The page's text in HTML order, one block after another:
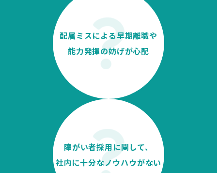
配属ミスによる早期離職や
能力発揮の妨げが心配
障がい者採用に関して、
社内に十分なノウハウがない